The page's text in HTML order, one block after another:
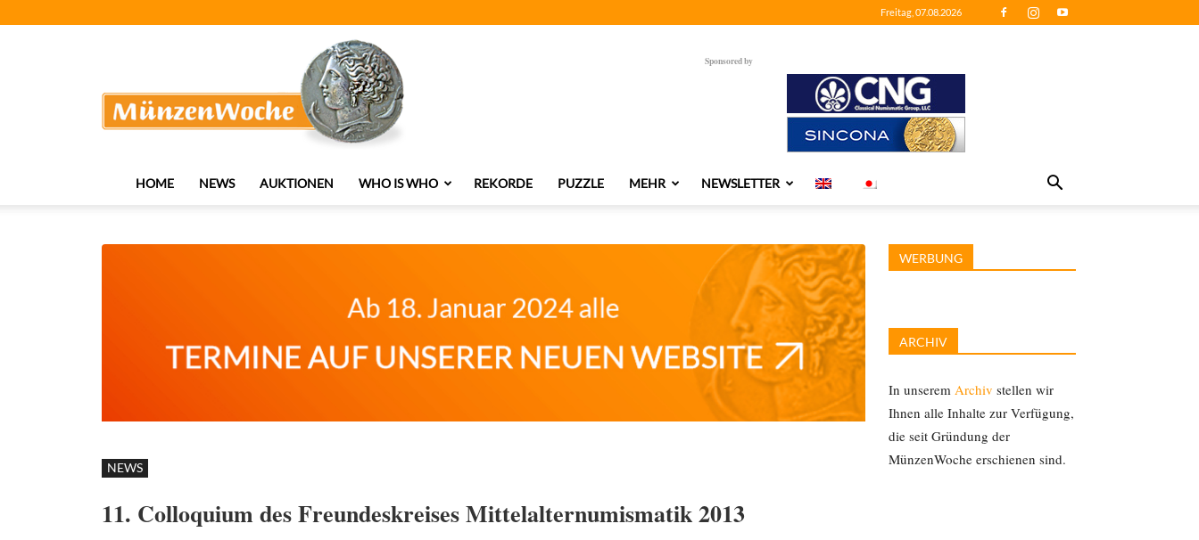
Freitag, 07.08.2026
Sponsored by
HOME NEWS AUKTIONEN WHO IS WHO REKORDE PUZZLE MEHR NEWSLETTER
NEWS
11. Colloquium des Freundeskreises Mittelalternumismatik 2013
WERBUNG
ARCHIV
In unserem Archiv stellen wir
Ihnen alle Inhalte zur Verfügung,
die seit Gründung der
MünzenWoche erschienen sind.